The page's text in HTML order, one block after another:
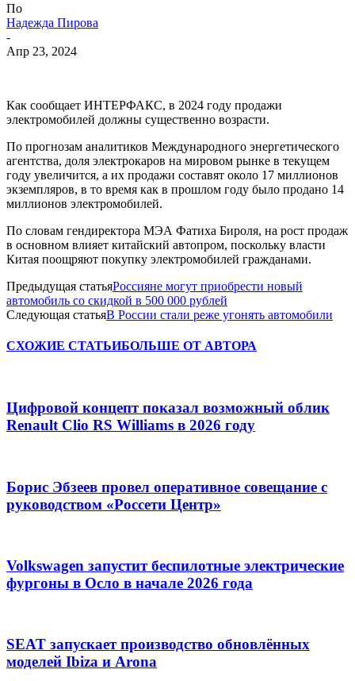
По
Надежда Пирова
-
Апр 23, 2024
Как сообщает ИНТЕРФАКС, в 2024 году продажи
электромобилей должны существенно возрасти.
По прогнозам аналитиков Международного энергетического
агентства, доля электрокаров на мировом рынке в текущем
году увеличится, а их продажи составят около 17 миллионов
экземпляров, в то время как в прошлом году было продано 14
миллионов электромобилей.
По словам гендиректора МЭА Фатиха Бироля, на рост продаж
в основном влияет китайский автопром, поскольку власти
Китая поощряют покупку электромобилей гражданами.
Предыдущая статьяРоссияне могут приобрести новый
автомобиль со скидкой в 500 000 рублей
Следующая статьяВ России стали реже угонять автомобили
СХОЖИЕ СТАТЬИБОЛЬШЕ ОТ АВТОРА
Цифровой концепт показал возможный облик
Renault Clio RS Williams в 2026 году
Борис Эбзеев провел оперативное совещание с
руководством «Россети Центр»
Volkswagen запустит беспилотные электрические
фургоны в Осло в начале 2026 года
SEAT запускает производство обновлённых
моделей Ibiza и Arona